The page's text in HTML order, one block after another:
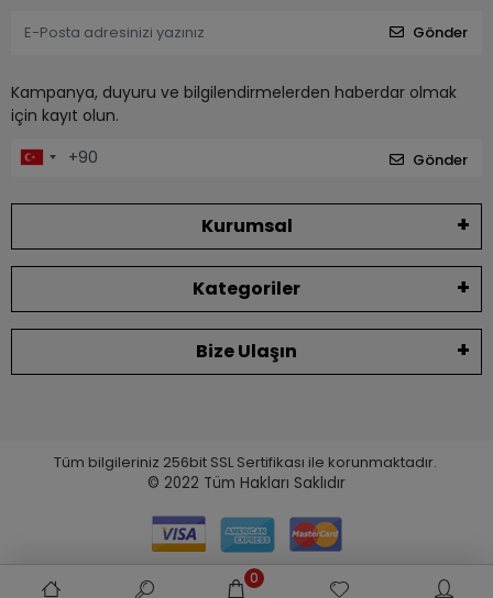
Gönder
Kampanya, duyuru ve bilgilendirmelerden haberdar olmak
için kayıt olun.
Gönder
Kurumsal
Kategoriler
Bize Ulaşın
Tüm bilgileriniz 256bit SSL Sertifikası ile korunmaktadır.
© 2022 Tüm Hakları Saklıdır
0